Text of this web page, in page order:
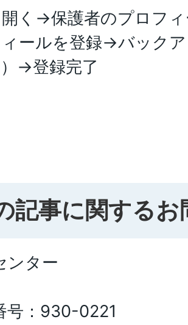
く→保護者のプロフ
ールを登録→バック
→登録完了
記事に関する
ンター
号：930-0221